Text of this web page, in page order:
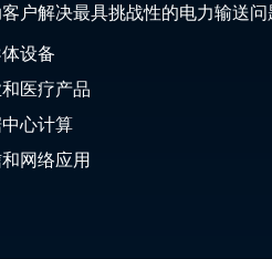
户解决最具挑战性的电力输送问
设备
医疗产品
心计算
网络应用